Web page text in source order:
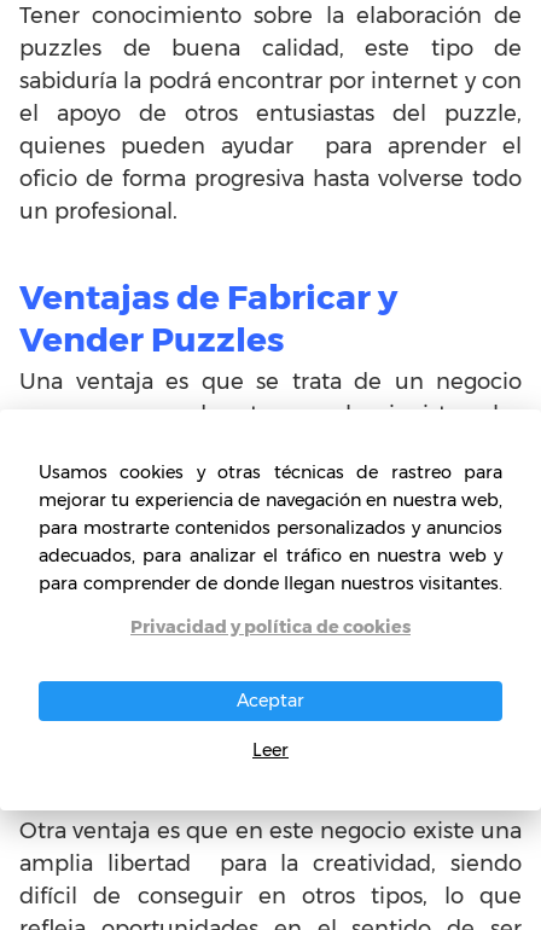
Tener conocimiento sobre la elaboración de
puzzles de buena calidad, este tipo de
sabiduría la podrá encontrar por internet y con
el apoyo de otros entusiastas del puzzle,
quienes pueden ayudar para aprender el
oficio de forma progresiva hasta volverse todo
un profesional.
Ventajas de Fabricar y
Vender Puzzles
Una ventaja es que se trata de un negocio
sano que puede atraer coleccionistas, los
entretenidos y los diseños están dedicados a
todo tipo de público.
Por lo tanto, los puzzles, son un producto que
recomienda a pacientes con trastornos en la
mentales, por el hecho de distraer y
concentrar al usuario a niveles que otras
Otra ventaja es que en este negocio existe una
amplia libertad para la creatividad, siendo
difícil de conseguir en otros tipos, lo que
Usamos cookies y otras técnicas de rastreo para
mejorar tu experiencia de navegación en nuestra web,
para mostrarte contenidos personalizados y anuncios
adecuados, para analizar el tráfico en nuestra web y
para comprender de donde llegan nuestros visitantes.
Privacidad y política de cookies
Aceptar
Leer